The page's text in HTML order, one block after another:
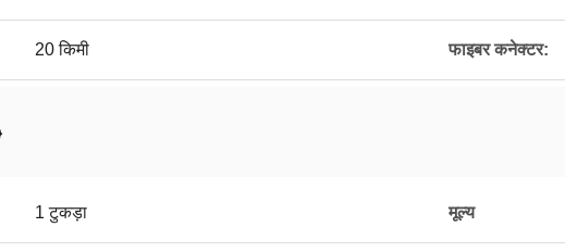
20 किमी फाइबर कनेक्टर:
1 टुकड़ा मूल्य